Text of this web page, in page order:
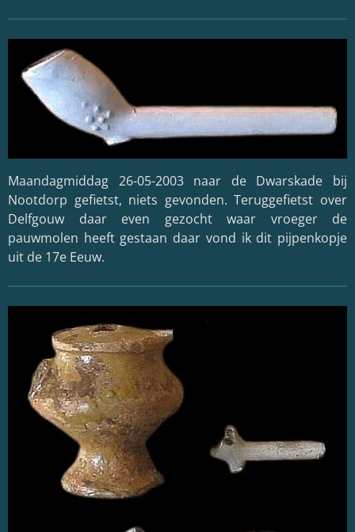
Maandagmiddag 26-05-2003 naar de Dwarskade bij
Nootdorp gefietst, niets gevonden. Teruggefietst over
Delfgouw daar even gezocht waar vroeger de
pauwmolen heeft gestaan daar vond ik dit pijpenkopje
uit de 17e Eeuw.